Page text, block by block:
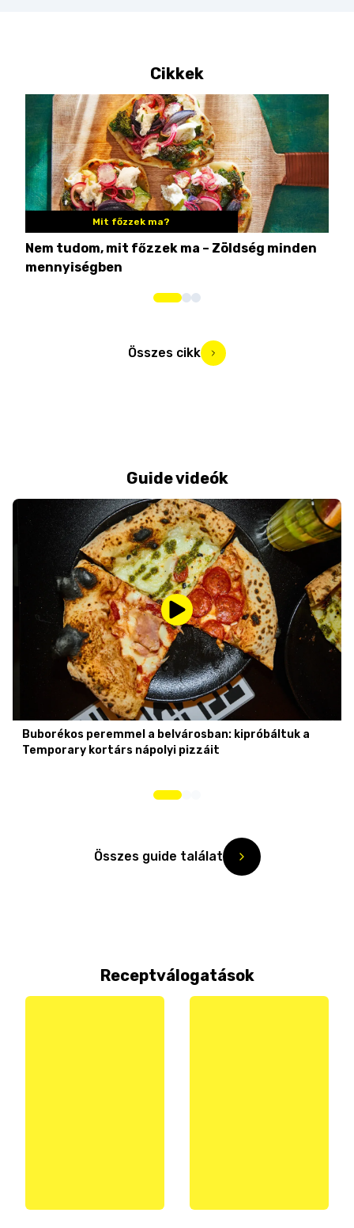
Cikkek
Mit főzzek ma?
Nem tudom, mit főzzek ma – Zöldség minden
mennyiségben
Összes cikk
Guide videók
Buborékos peremmel a belvárosban: kipróbáltuk a
Temporary kortárs nápolyi pizzáit
Összes guide találat
Receptválogatások